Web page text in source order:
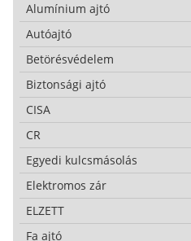
Alumínium ajtó
Autóajtó
Betörésvédelem
Biztonsági ajtó
CISA
CR
Egyedi kulcsmásolás
Elektromos zár
ELZETT
Fa ajtó